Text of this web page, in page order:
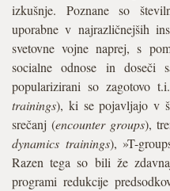
izkušnje. Poznane so
uporabne v najrazličnejših
svetovne vojne naprej, s
socialne odnose in doseči
popularizirani so zagotovo
trainings), ki se pojavljajo v
srečanj (encounter groups),
dynamics trainings), »T-
Razen tega so bili že
programi redukcije